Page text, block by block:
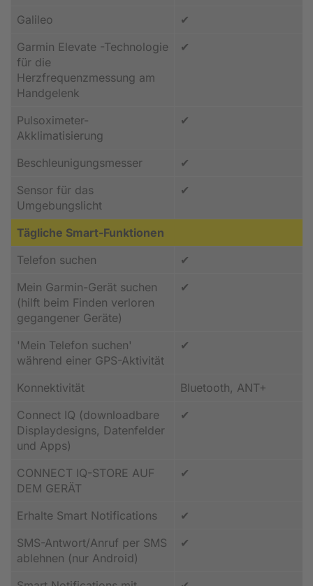
Galileo
✔
Garmin Elevate -Technologie
für die
Herzfrequenzmessung am
Handgelenk
✔
Pulsoximeter-
Akklimatisierung
✔
Beschleunigungs­messer
✔
Sensor für das
Umgebungslicht
✔
Tägliche Smart-Funktionen
Telefon suchen
✔
Mein Garmin-Gerät suchen
(hilft beim Finden verloren
gegangener Geräte)
✔
'Mein Telefon suchen'
während einer GPS-Aktivität
✔
Konnektivität
Bluetooth, ANT+
Connect IQ (downloadbare
Displaydesigns, Datenfelder
und Apps)
✔
CONNECT IQ-STORE AUF
DEM GERÄT
✔
Erhalte Smart Notifications
✔
SMS-Antwort/Anruf per SMS
ablehnen (nur Android)
✔